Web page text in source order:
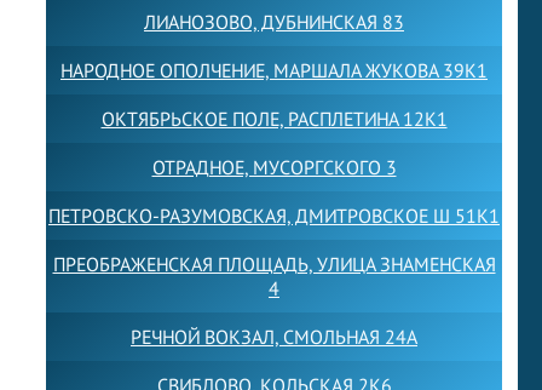
ЛИАНОЗОВО, ДУБНИНСКАЯ 83
НАРОДНОЕ ОПОЛЧЕНИЕ, МАРШАЛА ЖУКОВА 39К1
ОКТЯБРЬСКОЕ ПОЛЕ, РАСПЛЕТИНА 12К1
ОТРАДНОЕ, МУСОРГСКОГО 3
ПЕТРОВСКО-РАЗУМОВСКАЯ, ДМИТРОВСКОЕ Ш 51К1
ПРЕОБРАЖЕНСКАЯ ПЛОЩАДЬ, УЛИЦА ЗНАМЕНСКАЯ
4
РЕЧНОЙ ВОКЗАЛ, СМОЛЬНАЯ 24А
СВИБЛОВО, КОЛЬСКАЯ 2К6